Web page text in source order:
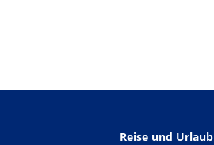
Reise und Urlaub